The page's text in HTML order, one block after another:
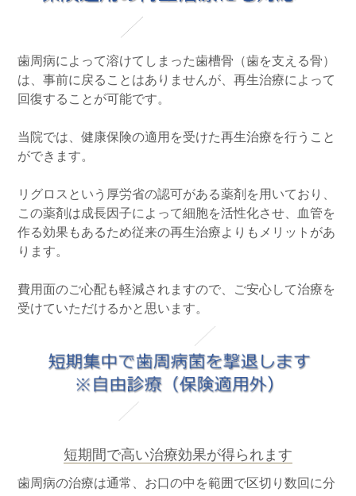
⻭周病によって溶けてしまった⻭槽⾻（⻭を⽀える⾻）
は、事前に戻ることはありませんが、再⽣治療によって
回復することが可能です。
当院では、健康保険の適⽤を受けた再⽣治療を⾏うこと
ができます。
リグロスという厚労省の認可がある薬剤を⽤いており、
この薬剤は成⻑因⼦によって細胞を活性化させ、⾎管を
作る効果もあるため従来の再⽣治療よりもメリットがあ
ります。
費⽤⾯のご⼼配も軽減されますので、ご安⼼して治療を
受けていただけるかと思います。
短期間で⾼い治療効果が得られます
⻭周病の治療は通常、お⼝の中を範囲で区切り数回に分